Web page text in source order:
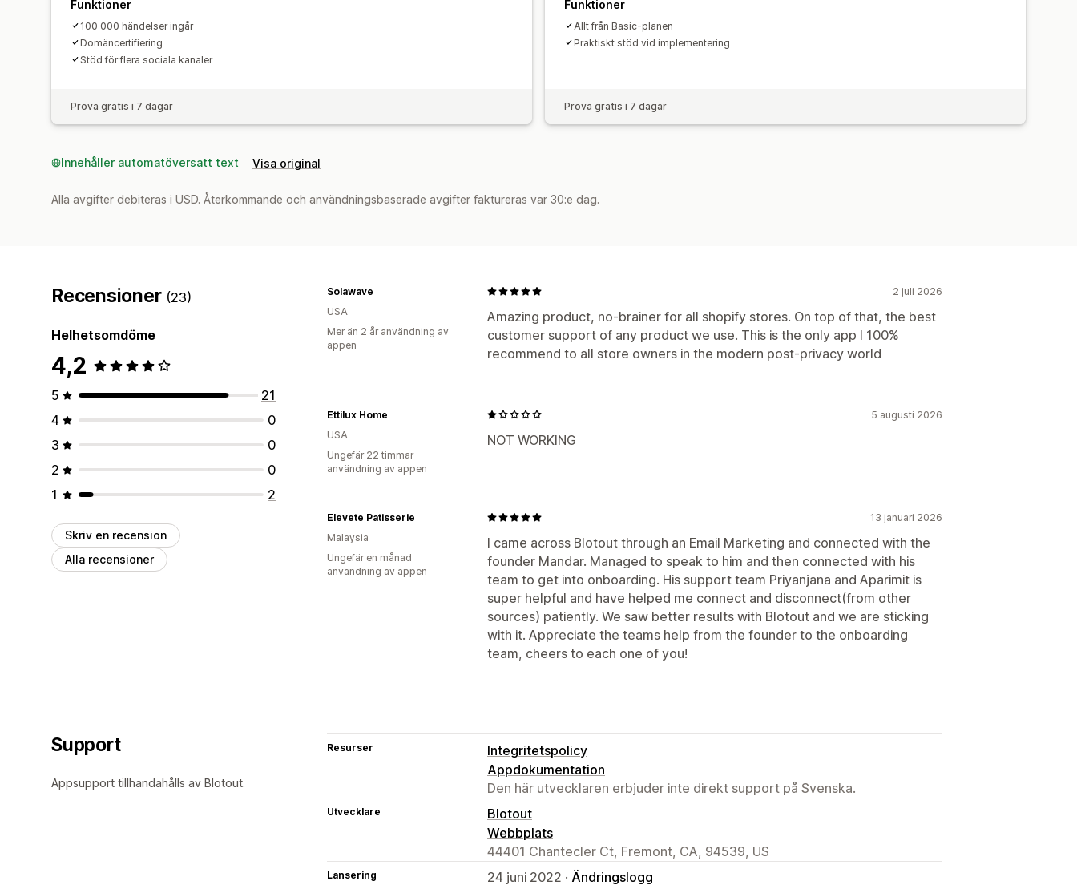
Funktioner
100 000 händelser ingår
Domäncertifiering
Stöd för flera sociala kanaler
Prova gratis i 7 dagar
Funktioner
Allt från Basic-planen
Praktiskt stöd vid implementering
Prova gratis i 7 dagar
Innehåller automatöversatt text Visa original
Alla avgifter debiteras i USD. Återkommande och användningsbaserade avgifter faktureras var 30:e dag.
Recensioner (23)
Helhetsomdöme
4,2
5
21
4
0
3
0
2
0
1
2
Skriv en recension
Alla recensioner
2 juli 2026
Amazing product, no-brainer for all shopify stores. On top of that, the best
customer support of any product we use. This is the only app I 100%
recommend to all store owners in the modern post-privacy world
Solawave
USA
Mer än 2 år användning av
appen
5 augusti 2026
NOT WORKING
Ettilux Home
USA
Ungefär 22 timmar
användning av appen
13 januari 2026
I came across Blotout through an Email Marketing and connected with the
founder Mandar. Managed to speak to him and then connected with his
team to get into onboarding. His support team Priyanjana and Aparimit is
super helpful and have helped me connect and disconnect(from other
sources) patiently. We saw better results with Blotout and we are sticking
with it. Appreciate the teams help from the founder to the onboarding
team, cheers to each one of you!
Elevete Patisserie
Malaysia
Ungefär en månad
användning av appen
Support
Appsupport tillhandahålls av Blotout.
Resurser
Integritetspolicy
Appdokumentation
Den här utvecklaren erbjuder inte direkt support på Svenska.
Utvecklare
Blotout
Webbplats
44401 Chantecler Ct, Fremont, CA, 94539, US
Lansering 24 juni 2022 · Ändringslogg